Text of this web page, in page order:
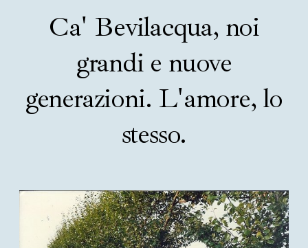
Ca' Bevilacqua, noi
grandi e nuove
generazioni. L'amore, lo
stesso.